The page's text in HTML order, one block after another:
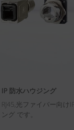
IP 防水ハウジング
RJ45,光ファイバー向け
ング です。